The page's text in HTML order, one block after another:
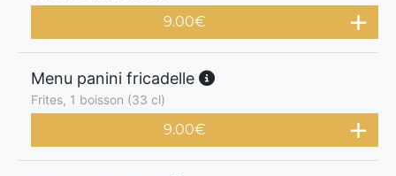
9.00€
Menu panini fricadelle
Frites, 1 boisson (33 cl)
9.00€